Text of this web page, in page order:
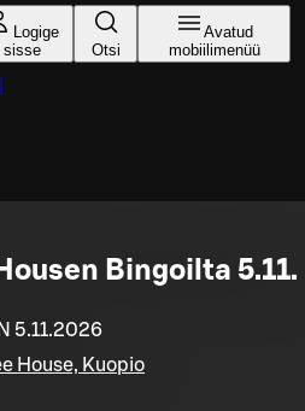
Logige
sisse
Otsi
Avatud
mobiilimenüü
Bingoilta 5.11.
N 5.11.2026
House, Kuopio